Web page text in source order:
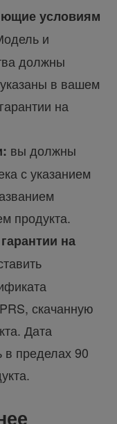
условиям
и
должны
указаны в вашем
на
вы должны
с указанием
продукта.
на
скачанную
Дата
в пределах 90